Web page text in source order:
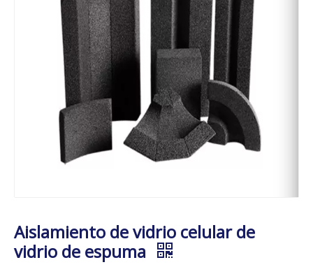
Aislamiento de vidrio celular de
vidrio de espuma